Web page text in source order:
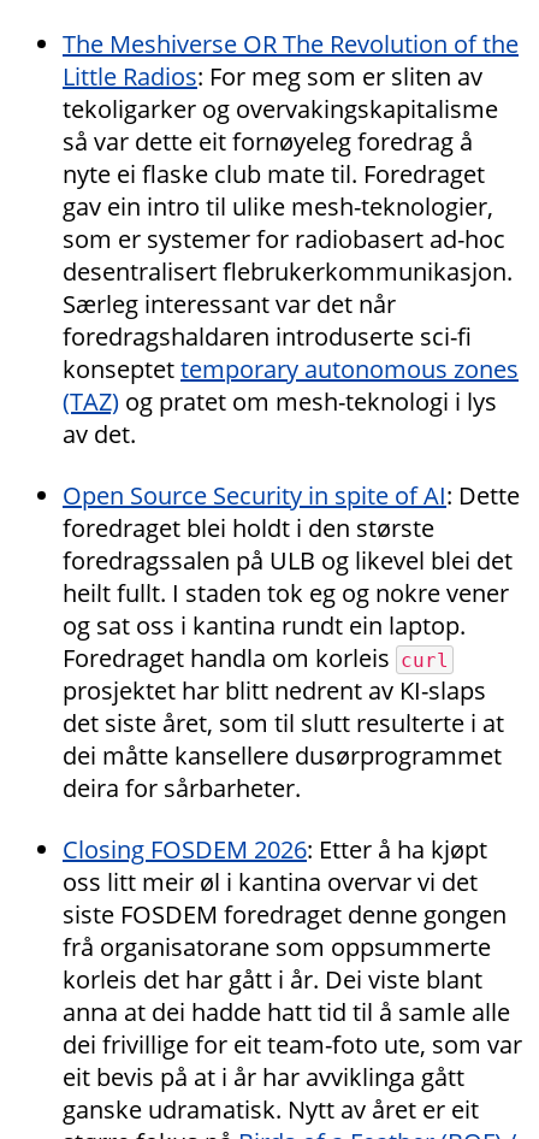
The Meshiverse OR The Revolution of the
Little Radios: For meg som er sliten av
tekoligarker og overvakingskapitalisme
så var dette eit fornøyeleg foredrag å
nyte ei flaske club mate til. Foredraget
gav ein intro til ulike mesh-teknologier,
som er systemer for radiobasert ad-hoc
desentralisert flebrukerkommunikasjon.
Særleg interessant var det når
foredragshaldaren introduserte sci-fi
konseptettemporary autonomous zones
(TAZ) og pratet om mesh-teknologi i lys
av det.
Open Source Security in spite of AI: Dette
foredraget blei holdt i den største
foredragssalen på ULB og likevel blei det
heilt fullt. I staden tok eg og nokre vener
og sat oss i kantina rundt ein laptop.
Foredraget handla om korleis curl
prosjektet har blitt nedrent av KI-slaps
det siste året, som til slutt resulterte i at
dei måtte kansellere dusørprogrammet
deira for sårbarheter.
Closing FOSDEM 2026: Etter å ha kjøpt
oss litt meir øl i kantina overvar vi det
siste FOSDEM foredraget denne gongen
frå organisatorane som oppsummerte
korleis det har gått i år. Dei viste blant
anna at dei hadde hatt tid til å samle alle
dei frivillige for eit team-foto ute, som var
eit bevis på at i år har avviklinga gått
ganske udramatisk. Nytt av året er eit